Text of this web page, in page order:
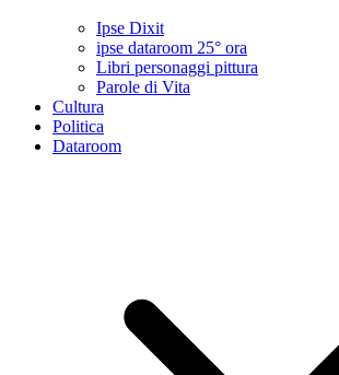
Ipse Dixit
ipse dataroom 25° ora
Libri personaggi pittura
Parole di Vita
Cultura
Politica
Dataroom